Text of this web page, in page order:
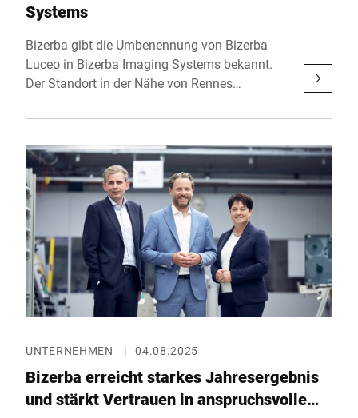
Systems
Bizerba gibt die Umbenennung von Bizerba
Luceo in Bizerba Imaging Systems bekannt.
Der Standort in der Nähe von Rennes
Bildverarbeitungstechnologien, trägt damit ab
Bedeutung innerhalb der Unternehmensgruppe
sowie die technologische Führungsrolle im
Bereich Produktinspektion klar hervorhebt.
UNTERNEHMEN | 04.08.2025
Bizerba erreicht starkes Jahresergebnis
und stärkt Vertrauen in anspruchsvollem